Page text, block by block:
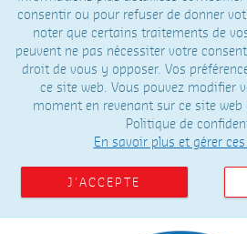
consentir ou pour refuser de donner
noter que certains traitements de
peuvent ne pas nécessiter votre
droit de vous y opposer. Vos
ce site web. Vous pouvez modifier
moment en revenant sur ce site
Politique de
En savoir plus et gérer
J'ACCEPTE
FACILITER LES
Je mets à jour mes